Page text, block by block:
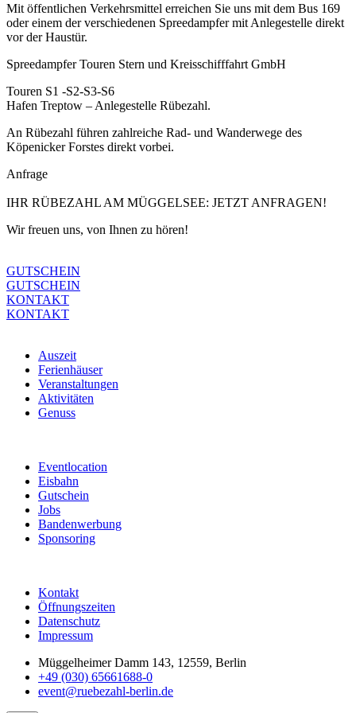
Mit öffentlichen Verkehrsmittel erreichen Sie uns mit dem Bus 169
oder einem der verschiedenen Spreedampfer mit Anlegestelle direkt
vor der Haustür.
Spreedampfer Touren Stern und Kreisschifffahrt GmbH
Touren S1 -S2-S3-S6
Hafen Treptow – Anlegestelle Rübezahl.
An Rübezahl führen zahlreiche Rad- und Wanderwege des
Köpenicker Forstes direkt vorbei.
Anfrage
IHR RÜBEZAHL AM MÜGGELSEE: JETZT ANFRAGEN!
Wir freuen uns, von Ihnen zu hören!
GUTSCHEIN
GUTSCHEIN
KONTAKT
KONTAKT
Auszeit
Ferienhäuser
Veranstaltungen
Aktivitäten
Genuss
Eventlocation
Eisbahn
Gutschein
Jobs
Bandenwerbung
Sponsoring
Kontakt
Öffnungszeiten
Datenschutz
Impressum
Müggelheimer Damm 143, 12559, Berlin
+49 (030) 65661688-0
event@ruebezahl-berlin.de